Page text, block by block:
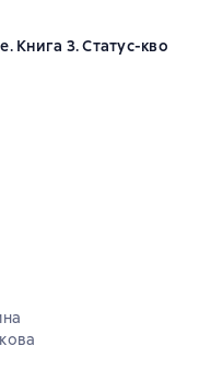
Книга 3. Статус-кво
4,9 на основе 4403 оценок